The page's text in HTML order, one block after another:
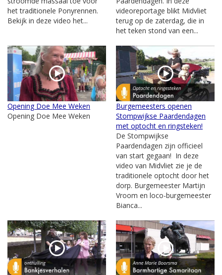
het traditionele Ponyrennen.
Bekijk in deze video het...
videoreportage blikt Midvliet
terug op de zaterdag, die in
het teken stond van een...
Opening Doe Mee Weken
Opening Doe Mee Weken
Burgemeesters openen
Stompwijkse Paardendagen
met optocht en ringsteken!
De Stompwijkse
Paardendagen zijn officieel
van start gegaan! In deze
video van Midvliet zie je de
traditionele optocht door het
dorp. Burgemeester Martijn
Vroom en loco-burgemeester
Bianca...